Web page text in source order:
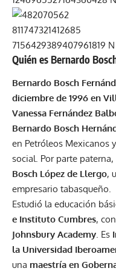
Quién es Bernardo
Bernardo Bosch
diciembre de 1996 en
Vanessa Fernández
Bernardo Bosch
en Petróleos Mexicanos
social. Por parte
Bosch López de Llergo,
empresario tabasqueño.
Estudió la educación
e Instituto Cumbres,
Johnsbury Academy . Es
la Universidad
una maestría en